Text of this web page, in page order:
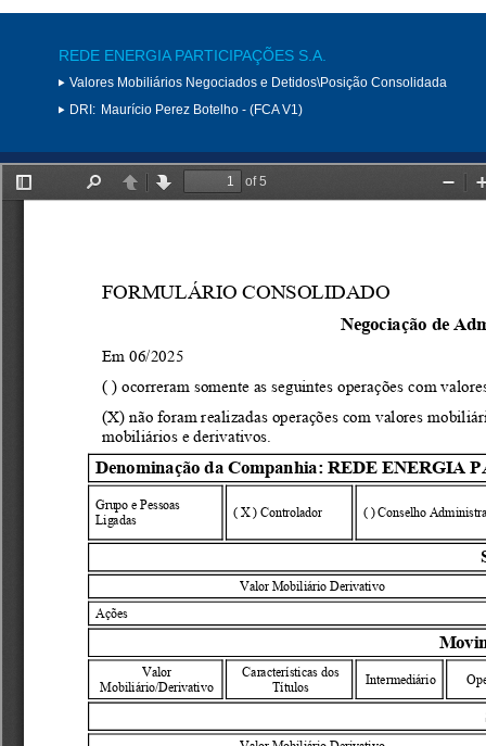
REDE ENERGIA PARTICIPAÇÕES S.A.
Valores Mobiliários Negociados e Detidos\Posição Consolidada
DRI: Maurício Perez Botelho - (FCA V1)